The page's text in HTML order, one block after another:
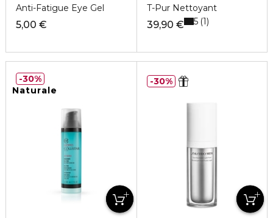
Anti-Fatigue Eye Gel
5,00 €
T-Pur Nettoyant
39,90 € 5 1
Naturale
30% 30%